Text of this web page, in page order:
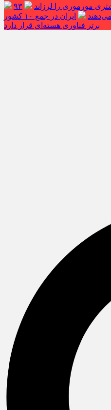
۹۳
ایران در جمع ۱۰ کشور
برتر فناوری هسته‌ای قرار دارد